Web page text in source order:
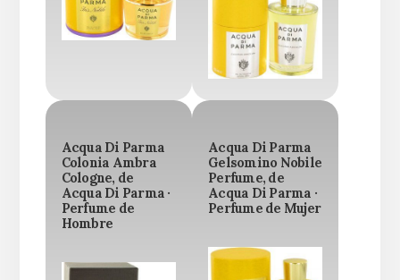
Acqua Di Parma
Colonia Ambra
Cologne, de
Acqua Di Parma ·
Perfume de
Hombre
Acqua Di Parma
Gelsomino Nobile
Perfume, de
Acqua Di Parma ·
Perfume de Mujer